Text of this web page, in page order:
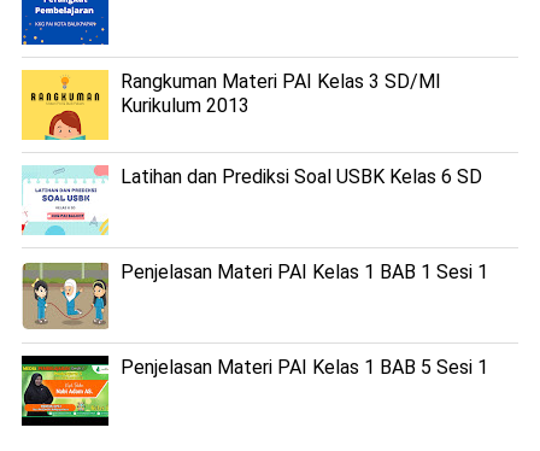
Rangkuman Materi PAI Kelas 3 SD/MI
Kurikulum 2013
Latihan dan Prediksi Soal USBK Kelas 6 SD
Penjelasan Materi PAI Kelas 1 BAB 1 Sesi 1
Penjelasan Materi PAI Kelas 1 BAB 5 Sesi 1